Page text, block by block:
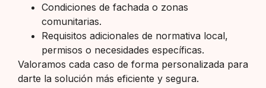
Condiciones de fachada o zonas
comunitarias.
Requisitos adicionales de normativa local,
permisos o necesidades específicas.
Valoramos cada caso de forma personalizada para
darte la solución más eficiente y segura.